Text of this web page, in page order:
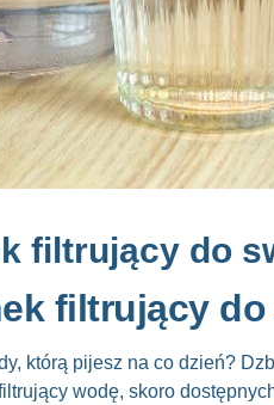
filtrujący do
filtrujący
którą pijesz na co dzień?
wodę, skoro